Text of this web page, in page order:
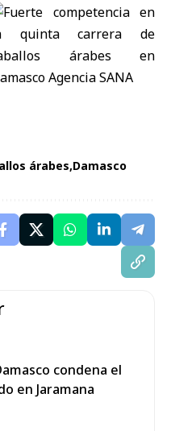
árabes Damasco
condena el
en Jaramana